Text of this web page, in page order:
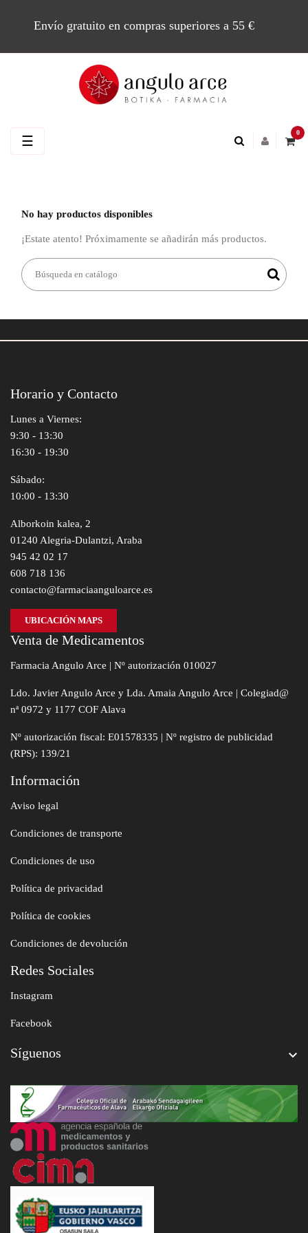
Envío gratuito en compras superiores a 55 €
0
Navegación
☰
No hay productos disponibles
¡Estate atento! Próximamente se añadirán más productos.
Horario y Contacto
Lunes a Viernes:
9:30 - 13:30
16:30 - 19:30
Sábado:
10:00 - 13:30
Alborkoin kalea, 2
01240 Alegria-Dulantzi, Araba
945 42 02 17
608 718 136
contacto@farmaciaanguloarce.es
UBICACIÓN MAPS
Venta de Medicamentos
Farmacia Angulo Arce | Nº autorización 010027
Ldo. Javier Angulo Arce y Lda. Amaia Angulo Arce | Colegiad@
nª 0972 y 1177 COF Alava
Nº autorización fiscal: E01578335 | Nº registro de publicidad
(RPS): 139/21
Información
Aviso legal
Condiciones de transporte
Condiciones de uso
Política de privacidad
Política de cookies
Condiciones de devolución
Redes Sociales
Instagram
Facebook
Síguenos 